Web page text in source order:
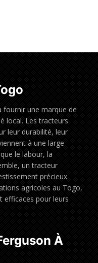
fournir une marque de
local. Les tracteurs
leur durabilité, leur
à une large
le labour, la
un tracteur
précieux
agricoles au Togo,
efficaces pour leurs
À